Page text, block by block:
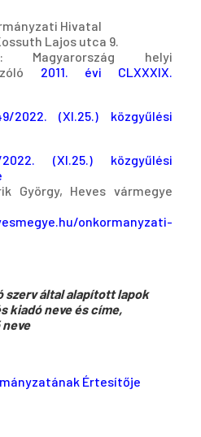
Hivatal
Lajos utca 9.
Magyarország helyi
2011. évi CLXXXIX.
2022. (XI.25.) közgyűlési
2022. (XI.25.) közgyűlési
György, Heves vármegye
onkormanyzati-
szerv által alapított lapok
kiadó neve és címe,
Értesítője